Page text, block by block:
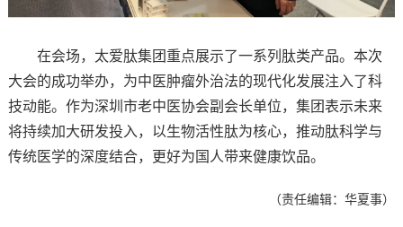
在会场，太爱肽集团重点展示了一系列肽类产品。本次
大会的成功举办，为中医肿瘤外治法的现代化发展注入了科
技动能。作为深圳市老中医协会副会长单位，集团表示未来
将持续加大研发投入，以生物活性肽为核心，推动肽科学与
传统医学的深度结合，更好为国人带来健康饮品。
（责任编辑：华夏事）